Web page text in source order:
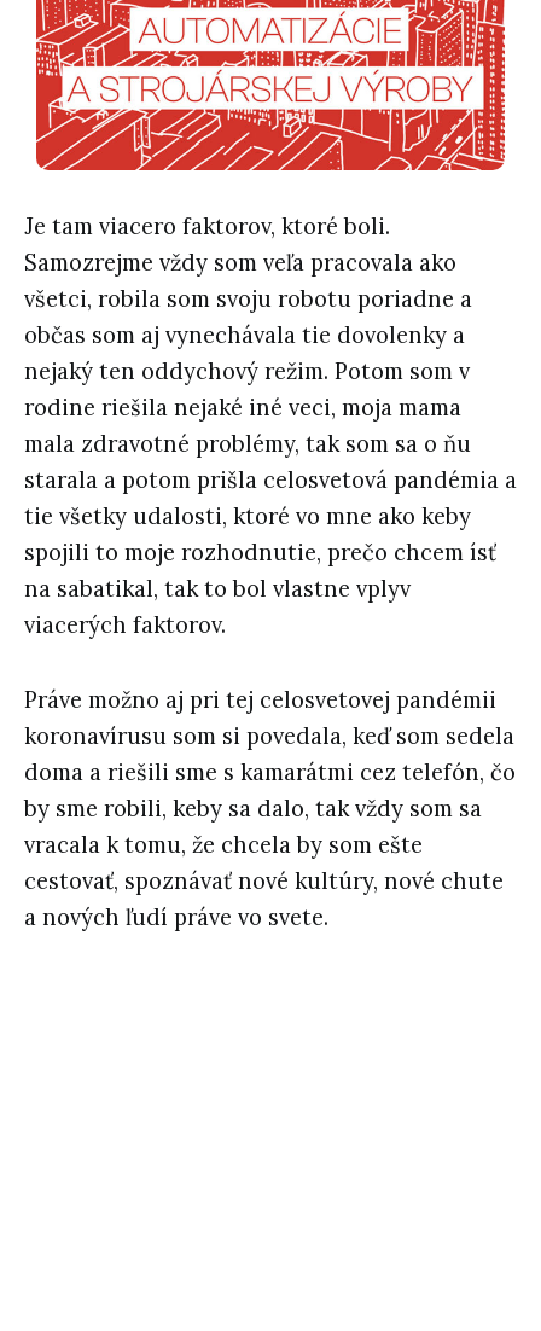
Je tam viacero faktorov, ktoré boli.
Samozrejme vždy som veľa pracovala ako
všetci, robila som svoju robotu poriadne a
občas som aj vynechávala tie dovolenky a
nejaký ten oddychový režim. Potom som v
rodine riešila nejaké iné veci, moja mama
mala zdravotné problémy, tak som sa o ňu
starala a potom prišla celosvetová pandémia a
tie všetky udalosti, ktoré vo mne ako keby
spojili to moje rozhodnutie, prečo chcem ísť
na sabatikal, tak to bol vlastne vplyv
viacerých faktorov.
Práve možno aj pri tej celosvetovej pandémii
koronavírusu som si povedala, keď som sedela
doma a riešili sme s kamarátmi cez telefón, čo
by sme robili, keby sa dalo, tak vždy som sa
vracala k tomu, že chcela by som ešte
cestovať, spoznávať nové kultúry, nové chute
a nových ľudí práve vo svete.